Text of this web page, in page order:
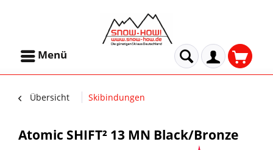
Menü
Übersicht Skibindungen
Atomic SHIFT² 13 MN Black/Bronze